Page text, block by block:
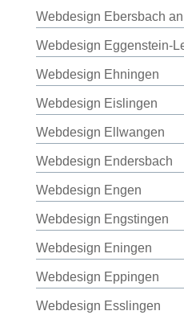
Webdesign Ebersbach
Webdesign Eggenstein-
Webdesign Ehningen
Webdesign Eislingen
Webdesign Ellwangen
Webdesign Endersbach
Webdesign Engen
Webdesign Engstingen
Webdesign Eningen
Webdesign Eppingen
Webdesign Esslingen